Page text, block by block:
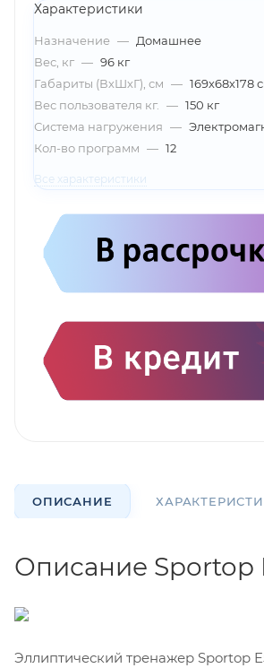
Характеристики
Назначение — Домашнее
Вес, кг — 96 кг
Габариты (ВхШхГ), см — 169х68х178
Вес пользователя кг.
— 150 кг
Система нагружения —
Кол-во программ — 12
Все характеристики
ОПИСАНИЕ
Описание Sportop
Эллиптический тренажер Sportop